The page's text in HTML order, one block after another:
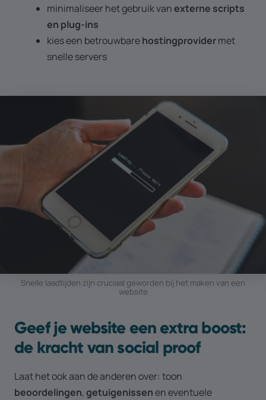
minimaliseer het gebruik vanexterne scripts
en plug-ins
kies een betrouwbarehostingprovidermet
snelle servers
Snelle laadtijden zijn cruciaal geworden bij het maken van een
website
Geef je website een extra boost:
de kracht van social proof
Laat het ook aan de anderen over: toon
beoordelingen,getuigenissenen eventuele